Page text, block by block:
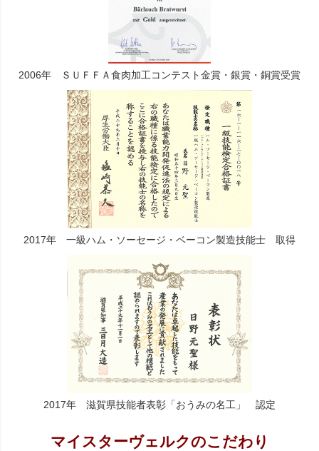
2006年 ＳＵＦＦＡ食肉加工コンテスト金賞・銀賞・銅賞受賞
2017年 一級ハム・ソーセージ・ベーコン製造技能士 取得
2017年 滋賀県技能者表彰「おうみの名工」 認定
マイスターヴェルクのこだわり